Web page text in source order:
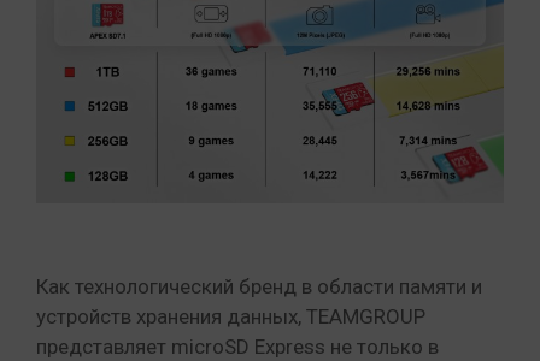
Как технологический бренд в области памяти и
устройств хранения данных, TEAMGROUP
представляет microSD Express не только в